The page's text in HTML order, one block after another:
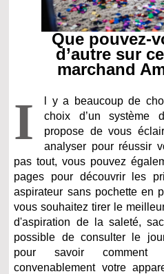
Que pouvez-
d’autre sur
marchand
I
l y a beaucoup de
choix d’un système
propose de vous
analyser pour réussir
pas tout, vous pouvez
pages pour découvrir les
aspirateur sans pochette en
vous souhaitez tirer le
d'aspiration de la saleté,
possible de consulter le
pour savoir comment
convenablement votre